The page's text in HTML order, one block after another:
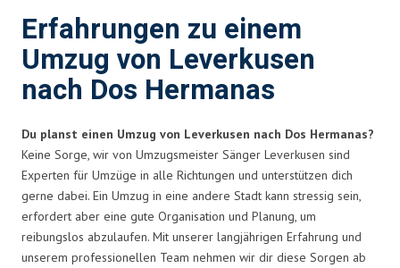
Erfahrungen zu einem
Umzug von Leverkusen
nach Dos Hermanas
Du planst einen Umzug von Leverkusen nach Dos Hermanas?
Keine Sorge, wir von Umzugsmeister Sänger Leverkusen sind
Experten für Umzüge in alle Richtungen und unterstützen dich
gerne dabei. Ein Umzug in eine andere Stadt kann stressig sein,
erfordert aber eine gute Organisation und Planung, um
reibungslos abzulaufen. Mit unserer langjährigen Erfahrung und
unserem professionellen Team nehmen wir dir diese Sorgen ab